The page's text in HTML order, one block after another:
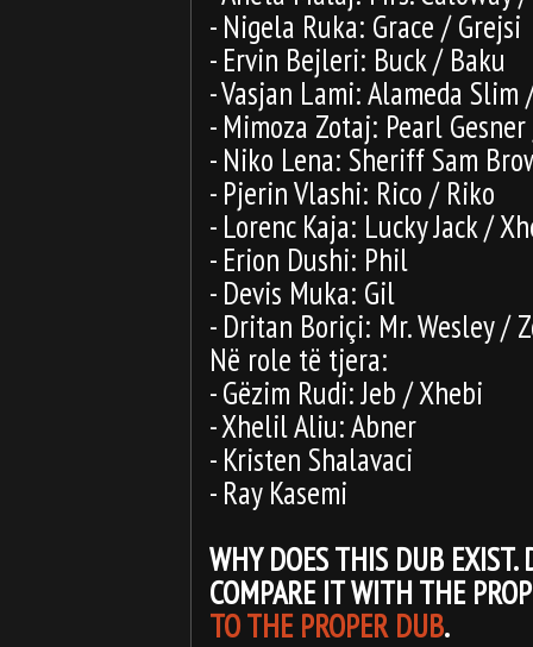
- Nigela Ruka: Grace / Grejsi
- Ervin Bejleri: Buck / Baku
- Vasjan Lami: Alameda
- Mimoza Zotaj: Pearl
- Niko Lena: Sheriff Sam
- Pjerin Vlashi: Rico / Riko
- Lorenc Kaja: Lucky Jack /
- Erion Dushi: Phil
- Devis Muka: Gil
- Dritan Boriçi: Mr. Wesley /
Në role të tjera:
- Gëzim Rudi: Jeb / Xhebi
- Xhelil Aliu: Abner
- Kristen Shalavaci
- Ray Kasemi
WHY DOES THIS DUB
COMPARE IT WITH THE
TO THE PROPER DUB.